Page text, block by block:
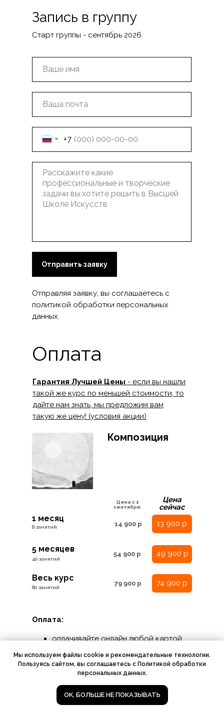
5 месяцев
40 занятий
8 занятий
Цена
сейчас
13 900 р
1 месяц
Оплата
Запись в группу
Старт группы - сентябрь 2026
+7
Отправить заявку
Весь курс
80 занятий
Цена с 1
сентября:
14 900 р
54 900 р
79 900 р 74 900 р
49 900 р
Композиция
Отправляя заявку, вы соглашаетесь с
политикой обработки персональных
данных.
Оплата:
оплачивайте онлайн любой картой
можно оплатить в рассрочку;
можно оплатить материнским
капиталом.
Гарантия Лучшей Цены - если вы нашли
такой же курс по меньшей стоимости, то
дайте нам знать, мы предложим вам
такую же цену! (условия акции)
Мы используем файлы cookie и рекомендательные технологии.
Пользуясь сайтом, вы соглашаетесь с Политикой обработки
персональных данных.
OK, БОЛЬШЕ НЕ ПОКАЗЫВАТЬ
ЗАПИШИТЕСЬ НА ПРОБНЫЙ УРОК